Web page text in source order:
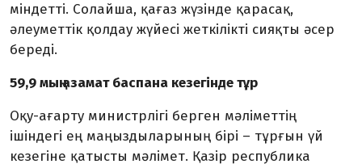
міндетті. Солайша, қағаз жүзінде қарасақ,
әлеуметтік қолдау жүйесі жеткілікті сияқты әсер
береді.
59,9 мың азамат баспана кезегінде тұр
Оқу-ағарту министрлігі берген мә­ліметтің
ішіндегі ең маңыздыларының бірі – тұрғын үй
кезегіне қатысты мәлімет. Қазір республика